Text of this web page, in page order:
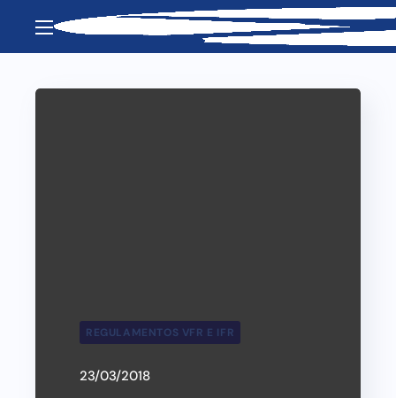
REGULAMENTOS VFR E IFR
23/03/2018